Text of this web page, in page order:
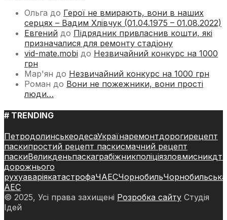
Ольга до Герої не вмирають, вони в наших
серцях – Вадим Хлівчук (01.04.1975 – 01.08.2022)
Евгений до Підрядник привласнив кошти, які
призначалися для ремонту стадіону
vid-mate.mobi до Незвичайний конкурс на 1000
грн
Мар'ян до Незвичайний конкурс на 1000 грн
Роман до Вони не пожежники, вони прості
люди…
# TRENDING
ПетродолинськеодесаУкраїнаремонтдорогирецепт
паскипростий рецепт паскисмачний рецепт
паскиВеликденьпаскаграбіжникполіціязловмисникдтп
дорожнього
рухуаваріякатастрофаЧАЕСЧорнобильЧорнобильська
АЕС
© 2025, Усі права захищені Розробка сайту Студія
Ідей